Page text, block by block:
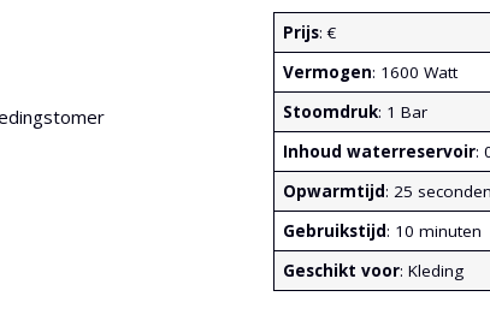
Prijs: €
Vermogen: 1600 Watt
Stoomdruk: 1 Bar
Inhoud waterreservoir:
Opwarmtijd: 25 seconden
Gebruikstijd: 10 minuten
Geschikt voor: Kleding